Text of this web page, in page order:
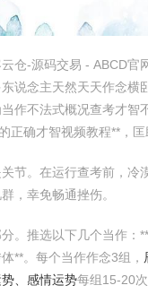
仓-源码交易 - ABCD官
说念主天然天天作念横
作不法式概况查考才智
正确才智视频教程**，匡
节。在运行查考前，冷
，幸免畅通挫伤。
。推选以下几个当作：
**。每个当作作念3组，
、感情运势每组15-20次